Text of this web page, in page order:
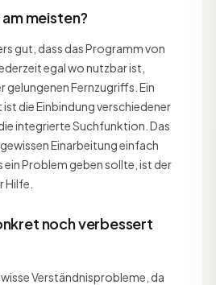
meisten?
gut, dass das Programm von
egal wo nutzbar ist,
gelungenen Fernzugriffs. Ein
die Einbindung verschiedener
integrierte Suchfunktion. Das
Einarbeitung einfach
ein Problem geben sollte, ist der
Hilfe.
noch verbessert
Verständnisprobleme, da